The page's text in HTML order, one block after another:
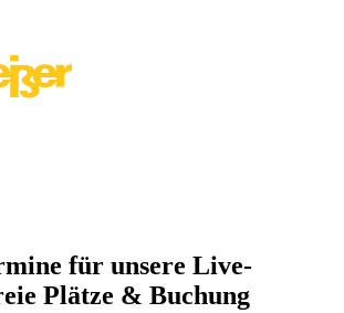
für unsere Live-
Plätze & Buchung